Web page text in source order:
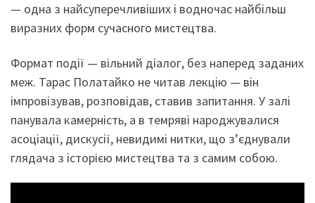
— одна з найсуперечливіших і водночас найбільш
виразних форм сучасного мистецтва.
Формат події — вільний діалог, без наперед заданих
меж. Тарас Полатайко не читав лекцію — він
імпровізував, розповідав, ставив запитання. У залі
панувала камерність, а в темряві народжувалися
асоціації, дискусії, невидимі нитки, що з’єднували
глядача з історією мистецтва та з самим собою.